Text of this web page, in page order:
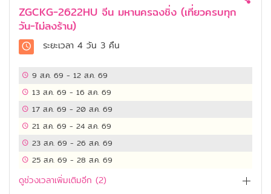
ZGCKG-2622HU จีน มหานครฉงชิ่ง (เที่ยวครบทุก
วัน-ไม่ลงร้าน)
ระยะเวลา 4 วัน 3 คืน
9 ส.ค. 69 - 12 ส.ค. 69
13 ส.ค. 69 - 16 ส.ค. 69
17 ส.ค. 69 - 20 ส.ค. 69
21 ส.ค. 69 - 24 ส.ค. 69
23 ส.ค. 69 - 26 ส.ค. 69
25 ส.ค. 69 - 28 ส.ค. 69
ดูช่วงเวลาเพิ่มเติมอีก (2)